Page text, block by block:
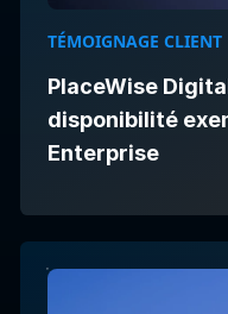
TÉMOIGNAGE CLIENT
PlaceWise
disponibilité
Enterprise